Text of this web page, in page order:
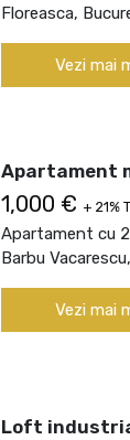
Floreasca,
Vezi mai
Apartament
1,000 € + 21%
Apartament cu
Barbu
Vezi mai
Loft